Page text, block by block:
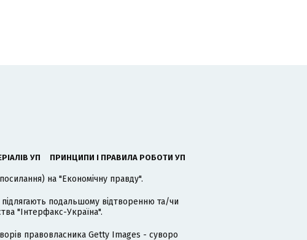
УП ПРИНЦИПИ І ПРАВИЛА РОБОТИ УП
на "Економічну правду".
подальшому відтворенню та/чи
"Інтерфакс-Україна".
правовласника Getty Images - суворо